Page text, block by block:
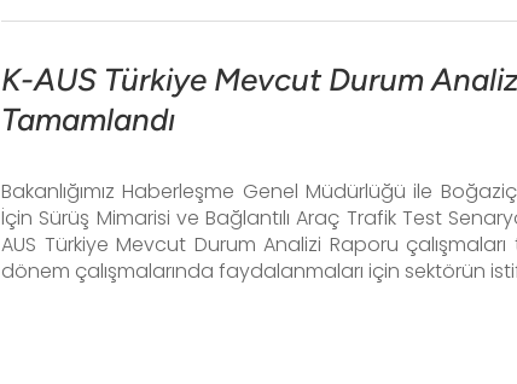
K-AUS Türkiye Mevcut Durum
Tamamlandı
Bakanlığımız Haberleşme Genel Müdürlüğü ile
İçin Sürüş Mimarisi ve Bağlantılı Araç Trafik Test
AUS Türkiye Mevcut Durum Analizi Raporu
dönem çalışmalarında faydalanmaları için sektörün